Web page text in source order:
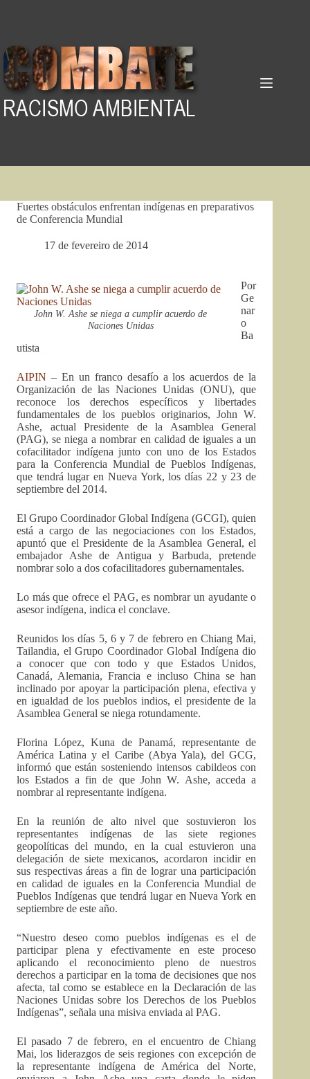
Fuertes obstáculos enfrentan indígenas en preparativos
de Conferencia Mundial
17 de fevereiro de 2014
John W. Ashe se niega a cumplir acuerdo de
Naciones Unidas
Por
Ge
nar
o
Ba
utista
AIPIN – En un franco desafío a los acuerdos de la
Organización de las Naciones Unidas (ONU), que
reconoce los derechos específicos y libertades
fundamentales de los pueblos originarios, John W.
Ashe, actual Presidente de la Asamblea General
(PAG), se niega a nombrar en calidad de iguales a un
cofacilitador indígena junto con uno de los Estados
para la Conferencia Mundial de Pueblos Indígenas,
que tendrá lugar en Nueva York, los días 22 y 23 de
septiembre del 2014.
El Grupo Coordinador Global Indígena (GCGI), quien
está a cargo de las negociaciones con los Estados,
apuntó que el Presidente de la Asamblea General, el
embajador Ashe de Antigua y Barbuda, pretende
nombrar solo a dos cofacilitadores gubernamentales.
Lo más que ofrece el PAG, es nombrar un ayudante o
asesor indígena, indica el conclave.
Reunidos los días 5, 6 y 7 de febrero en Chiang Mai,
Tailandia, el Grupo Coordinador Global Indígena dio
a conocer que con todo y que Estados Unidos,
Canadá, Alemania, Francia e incluso China se han
inclinado por apoyar la participación plena, efectiva y
en igualdad de los pueblos indios, el presidente de la
Asamblea General se niega rotundamente.
Florina López, Kuna de Panamá, representante de
América Latina y el Caribe (Abya Yala), del GCG,
informó que están sosteniendo intensos cabildeos con
los Estados a fin de que John W. Ashe, acceda a
nombrar al representante indígena.
En la reunión de alto nivel que sostuvieron los
representantes indígenas de las siete regiones
geopolíticas del mundo, en la cual estuvieron una
delegación de siete mexicanos, acordaron incidir en
sus respectivas áreas a fin de lograr una participación
en calidad de iguales en la Conferencia Mundial de
Pueblos Indígenas que tendrá lugar en Nueva York en
septiembre de este año.
“Nuestro deseo como pueblos indígenas es el de
participar plena y efectivamente en este proceso
aplicando el reconocimiento pleno de nuestros
derechos a participar en la toma de decisiones que nos
afecta, tal como se establece en la Declaración de las
Naciones Unidas sobre los Derechos de los Pueblos
Indígenas”, señala una misiva enviada al PAG.
El pasado 7 de febrero, en el encuentro de Chiang
Mai, los liderazgos de seis regiones con excepción de
la representante indígena de América del Norte,